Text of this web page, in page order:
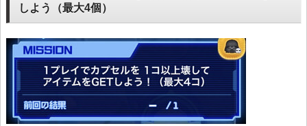
しよう（最大4個）